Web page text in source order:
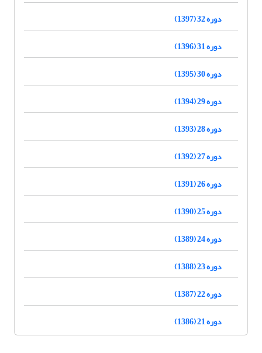
دوره 32 (1397)
دوره 31 (1396)
دوره 30 (1395)
دوره 29 (1394)
دوره 28 (1393)
دوره 27 (1392)
دوره 26 (1391)
دوره 25 (1390)
دوره 24 (1389)
دوره 23 (1388)
دوره 22 (1387)
دوره 21 (1386)